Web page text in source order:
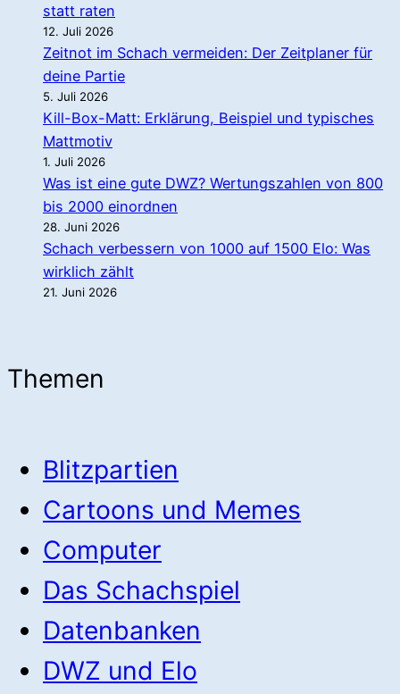
statt raten
12. Juli 2026
Zeitnot im Schach vermeiden: Der Zeitplaner für
deine Partie
5. Juli 2026
Kill-Box-Matt: Erklärung, Beispiel und typisches
Mattmotiv
1. Juli 2026
Was ist eine gute DWZ? Wertungszahlen von 800
bis 2000 einordnen
28. Juni 2026
Schach verbessern von 1000 auf 1500 Elo: Was
wirklich zählt
21. Juni 2026
Themen
Blitzpartien
Cartoons und Memes
Computer
Das Schachspiel
Datenbanken
DWZ und Elo